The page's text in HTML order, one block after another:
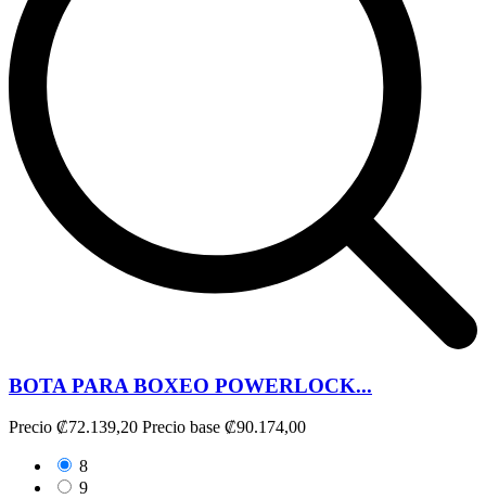
BOTA PARA BOXEO POWERLOCK...
Precio ₡72.139,20 Precio base ₡90.174,00
8
9